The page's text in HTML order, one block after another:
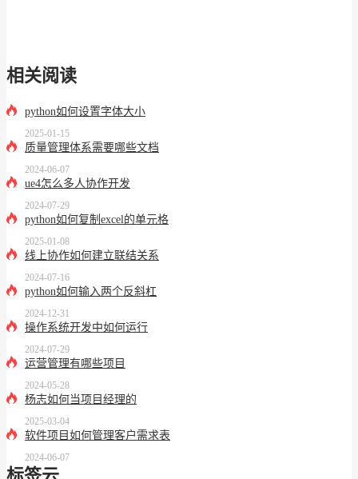
相关阅读
python如何设置字体大小
2025-01-15
质量管理体系需要哪些文档
2024-06-07
ue4怎么多人协作开发
2024-07-29
python如何复制excel的单元格
2025-01-08
线上协作如何建立联结关系
2024-07-16
python如何输入两个反斜杠
2024-12-31
操作系统开发中如何运行
2024-07-29
运营管理有哪些项目
2024-05-28
杨志如何当项目经理的
2025-03-04
软件项目如何管理客户需求表
2024-06-07